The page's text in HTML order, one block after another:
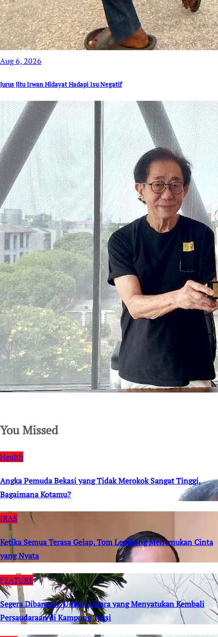
Aug 6, 2026
Jurus Jitu Irwan Hidayat Hadapi Isu Negatif
You Missed
Health
Angka Pemuda Bekasi yang Tidak Merokok Sangat Tinggi,
Bagaimana Kotamu?
IRAS
Ketika Semua Terasa Gelap, Tom Lembong Menemukan Cinta
yang Nyata
FEATURE
Segera Dibangun: Umma Karara yang Menyatukan Kembali
Persaudaraan di Kampung Tossi